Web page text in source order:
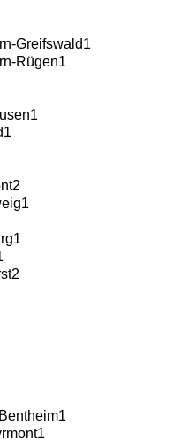
Greifswald1
Rügen1
1
1
2
1
1
2
1
1